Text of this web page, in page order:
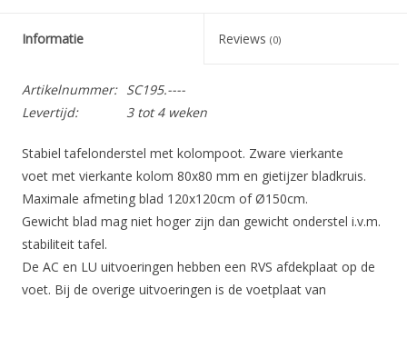
Informatie Reviews (0)
Artikelnummer: SC195.----
Levertijd:
3 tot 4 weken
Stabiel tafelonderstel met kolompoot. Zware vierkante
voet met vierkante kolom 80x80 mm en gietijzer bladkruis.
Maximale afmeting blad 120x120cm of Ø150cm.
Gewicht blad mag niet hoger zijn dan gewicht onderstel i.v.m.
stabiliteit tafel.
De AC en LU uitvoeringen hebben een RVS afdekplaat op de
voet. Bij de overige uitvoeringen is de voetplaat van